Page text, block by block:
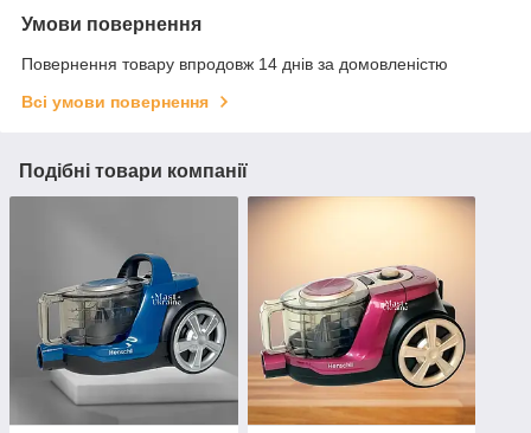
Умови повернення
Повернення товару впродовж 14 днів за домовленістю
Всі умови повернення
Подібні товари компанії